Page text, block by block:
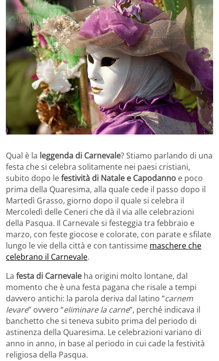
Qual è la leggenda di Carnevale? Stiamo parlando di una
festa che si celebra solitamente nei paesi cristiani,
subito dopo lefestività di Natale e Capodanno e poco
prima della Quaresima, alla quale cede il passo dopo il
Martedì Grasso, giorno dopo il quale si celebra il
Mercoledì delle Ceneri che dà il via alle celebrazioni
della Pasqua. Il Carnevale si festeggia tra febbraio e
marzo, con feste giocose e colorate, con parate e sfilate
lungo le vie della città e con tantissime maschere che
celebrano il Carnevale.
La festa di Carnevale ha origini molto lontane, dal
momento che è una festa pagana che risale a tempi
davvero antichi: la parola deriva dal latino “carnem
levare” ovvero “eliminare la carne“, perché indicava il
banchetto che si teneva subito prima del periodo di
astinenza della Quaresima. Le celebrazioni variano di
anno in anno, in base al periodo in cui cade la festività
religiosa della Pasqua.